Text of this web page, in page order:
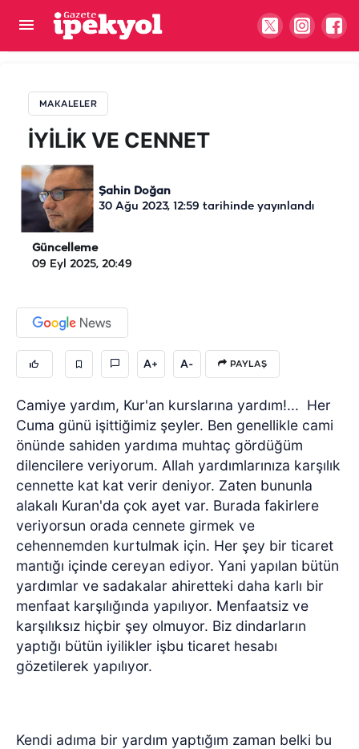
MAKALELER
İYİLİK VE CENNET
Şahin Doğan
30 Ağu 2023, 12:59 tarihinde yayınlandı
Güncelleme
09 Eyl 2025, 20:49
A+ A- PAYLAŞ
Camiye yardım, Kur'an kurslarına yardım!... Her
Cuma günü işittiğimiz şeyler. Ben genellikle cami
önünde sahiden yardıma muhtaç gördüğüm
dilencilere veriyorum. Allah yardımlarınıza karşılık
cennette kat kat verir deniyor. Zaten bununla
alakalı Kuran'da çok ayet var. Burada fakirlere
veriyorsun orada cennete girmek ve
cehennemden kurtulmak için. Her şey bir ticaret
mantığı içinde cereyan ediyor. Yani yapılan bütün
yardımlar ve sadakalar ahiretteki daha karlı bir
menfaat karşılığında yapılıyor. Menfaatsiz ve
karşılıksız hiçbir şey olmuyor. Biz dindarların
yaptığı bütün iyilikler işbu ticaret hesabı
gözetilerek yapılıyor.
Kendi adıma bir yardım yaptığım zaman belki bu
İYİLİK VE CENNET